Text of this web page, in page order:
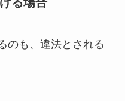
のも、違法とされる